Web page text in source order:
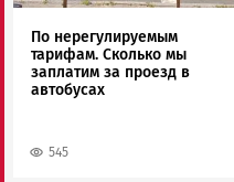
По нерегулируемым
тарифам. Сколько мы
заплатим за проезд в
автобусах
545